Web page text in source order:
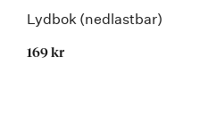
Lydbok (nedlastbar)
169 kr